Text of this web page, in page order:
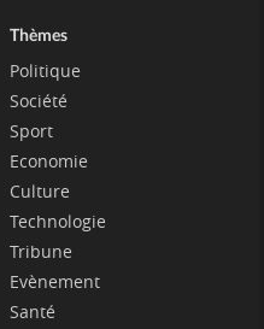
Thèmes
Politique
Société
Sport
Economie
Culture
Technologie
Tribune
Evènement
Santé